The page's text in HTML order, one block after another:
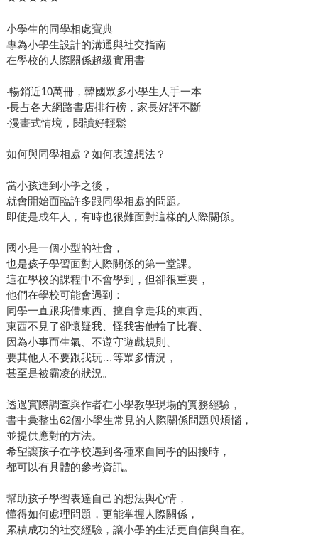
小學生的同學相處寶典
專為小學生設計的溝通與社交指南
在學校的人際關係超級實用書
‧暢銷近10萬冊，韓國眾多小學生人手一本
‧長占各大網路書店排行榜，家長好評不斷
‧漫畫式情境，閱讀好輕鬆
如何與同學相處？如何表達想法？
當小孩進到小學之後，
就會開始面臨許多跟同學相處的問題。
即使是成年人，有時也很難面對這樣的人際關係。
國小是一個小型的社會，
也是孩子學習面對人際關係的第一堂課。
這在學校的課程中不會學到，但卻很重要，
他們在學校可能會遇到：
同學一直跟我借東西、擅自拿走我的東西、
東西不見了卻懷疑我、怪我害他輸了比賽、
因為小事而生氣、不遵守遊戲規則、
要其他人不要跟我玩…等眾多情況，
甚至是被霸凌的狀況。
透過實際調查與作者在小學教學現場的實務經驗，
書中彙整出62個小學生常見的人際關係問題與煩惱，
並提供應對的方法。
希望讓孩子在學校遇到各種來自同學的困擾時，
都可以有具體的參考資訊。
幫助孩子學習表達自己的想法與心情，
懂得如何處理問題，更能掌握人際關係，
累積成功的社交經驗，讓小學的生活更自信與自在。